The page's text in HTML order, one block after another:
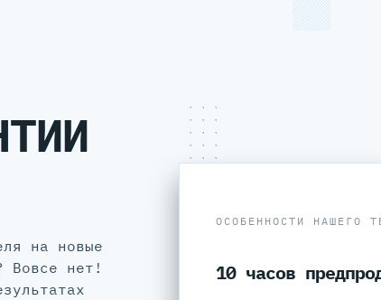
на новые
Вовсе нет!
ОСОБЕННОСТИ НАШЕГО
10 часов